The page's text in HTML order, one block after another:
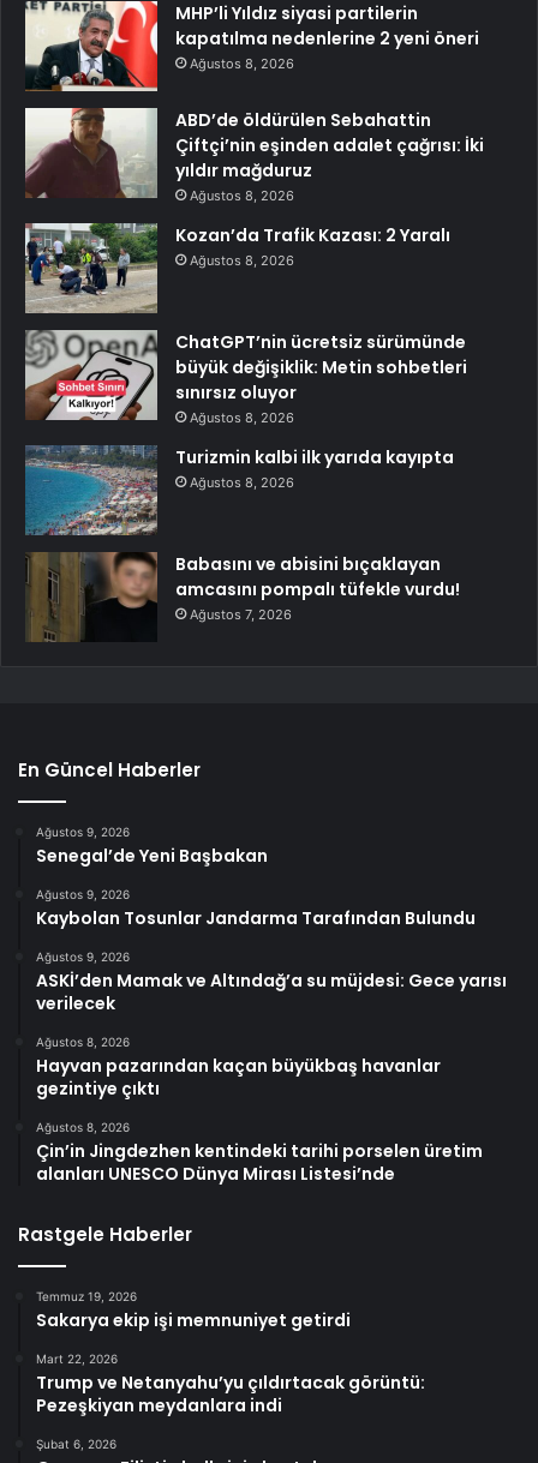
MHP’li Yıldız siyasi partilerin
kapatılma nedenlerine 2 yeni öneri
Ağustos 8, 2026
ABD’de öldürülen Sebahattin
Çiftçi’nin eşinden adalet çağrısı: İki
yıldır mağduruz
Ağustos 8, 2026
Kozan’da Trafik Kazası: 2 Yaralı
Ağustos 8, 2026
ChatGPT’nin ücretsiz sürümünde
büyük değişiklik: Metin sohbetleri
sınırsız oluyor
Ağustos 8, 2026
Turizmin kalbi ilk yarıda kayıpta
Ağustos 8, 2026
Babasını ve abisini bıçaklayan
amcasını pompalı tüfekle vurdu!
Ağustos 7, 2026
En Güncel Haberler
Ağustos 9, 2026
Senegal’de Yeni Başbakan
Ağustos 9, 2026
Kaybolan Tosunlar Jandarma Tarafından Bulundu
Ağustos 9, 2026
ASKİ’den Mamak ve Altındağ’a su müjdesi: Gece yarısı
verilecek
Ağustos 8, 2026
Hayvan pazarından kaçan büyükbaş havanlar
gezintiye çıktı
Ağustos 8, 2026
Çin’in Jingdezhen kentindeki tarihi porselen üretim
alanları UNESCO Dünya Mirası Listesi’nde
Rastgele Haberler
Temmuz 19, 2026
Sakarya ekip işi memnuniyet getirdi
Mart 22, 2026
Trump ve Netanyahu’yu çıldırtacak görüntü:
Pezeşkiyan meydanlara indi
Şubat 6, 2026